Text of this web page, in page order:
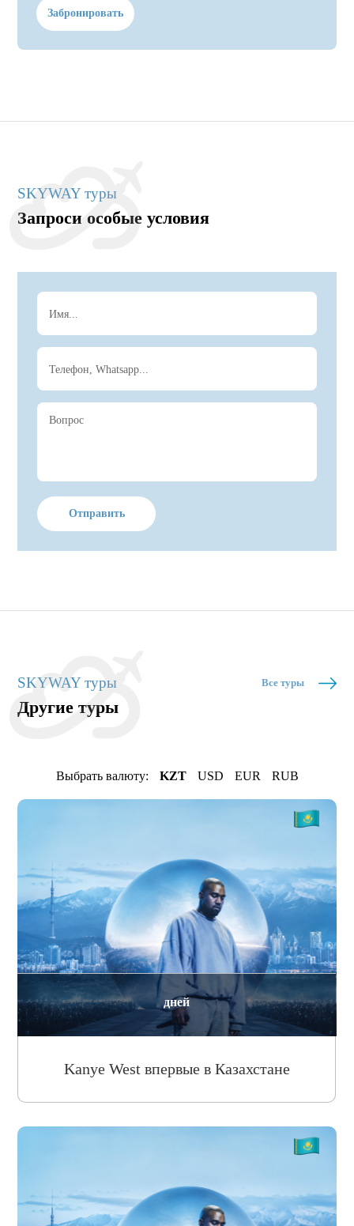
Забронировать
SKYWAY туры
Запроси особые условия
Отправить
SKYWAY туры Все туры
Другие туры
Выбрать валюту: KZT USD EUR RUB
дней
Kanye West впервые в Казахстане